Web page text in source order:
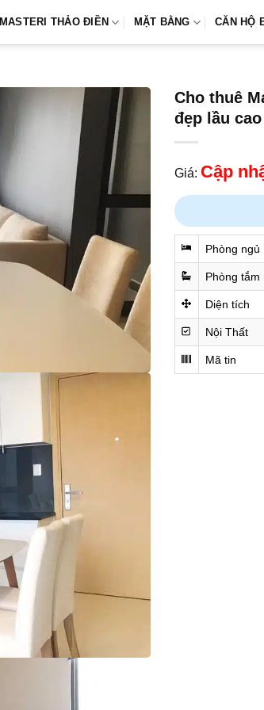
MASTERI THẢO ĐIỀN MẶT BẰNG CĂN HỘ
Cho thuê
đẹp lầu
Giá: Cập
Phòng ngủ
Phòng tắm
Diện tích
Nội Thất
Mã tin